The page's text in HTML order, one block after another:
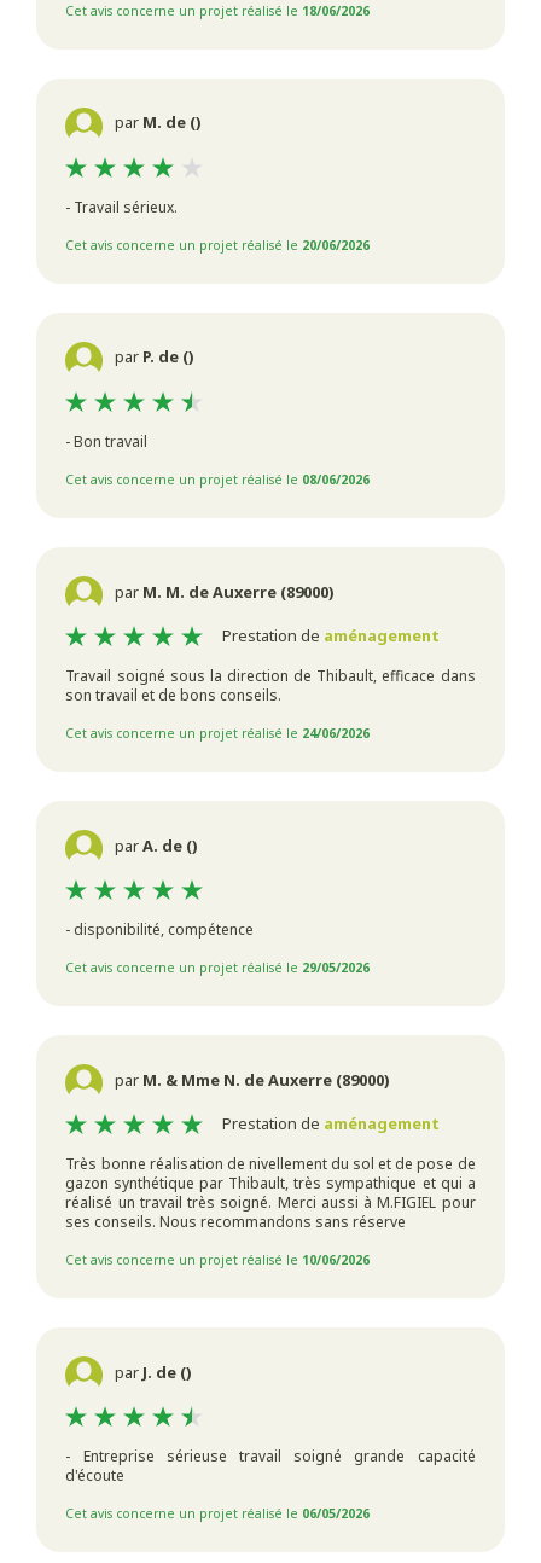
Cet avis concerne un projet réalisé le 18/06/2026
par M. de ()
- Travail sérieux.
Cet avis concerne un projet réalisé le 20/06/2026
par P. de ()
- Bon travail
Cet avis concerne un projet réalisé le 08/06/2026
par M. M. de Auxerre (89000)
Prestation de aménagement
Travail soigné sous la direction de Thibault, efficace dans
son travail et de bons conseils.
Cet avis concerne un projet réalisé le 24/06/2026
parA. de ()
- disponibilité, compétence
Cet avis concerne un projet réalisé le 29/05/2026
par M. & Mme N. de Auxerre (89000)
Prestation de aménagement
Très bonne réalisation de nivellement du sol et de pose de
gazon synthétique par Thibault, très sympathique et qui a
réalisé un travail très soigné. Merci aussi à M.FIGIEL pour
ses conseils. Nous recommandons sans réserve
Cet avis concerne un projet réalisé le 10/06/2026
par J. de ()
- Entreprise sérieuse travail soigné grande capacité
d'écoute
Cet avis concerne un projet réalisé le 06/05/2026